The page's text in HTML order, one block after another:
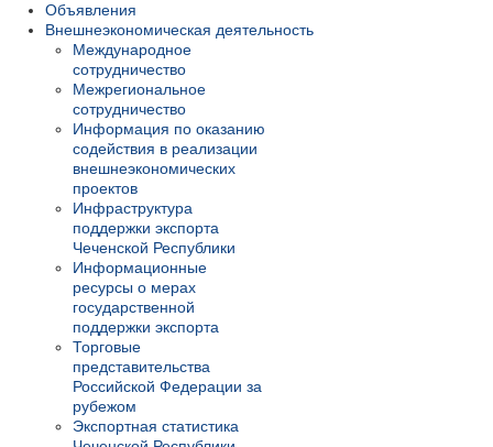
Объявления
Внешнеэкономическая деятельность
Международное
сотрудничество
Межрегиональное
сотрудничество
Информация по оказанию
содействия в реализации
внешнеэкономических
проектов
Инфраструктура
поддержки экспорта
Чеченской Республики
Информационные
ресурсы о мерах
государственной
поддержки экспорта
Торговые
представительства
Российской Федерации за
рубежом
Экспортная статистика